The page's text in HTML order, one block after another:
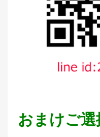
おまけご